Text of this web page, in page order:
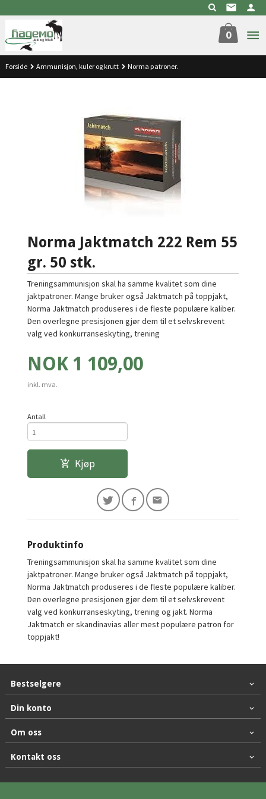
til
innholdet
0
Forside Ammunisjon, kuler og krutt Norma patroner.
Norma Jaktmatch 222 Rem 55
gr. 50 stk.
Treningsammunisjon skal ha samme kvalitet som dine
jaktpatroner. Mange bruker også Jaktmatch på toppjakt,
Norma Jaktmatch produseres i de fleste populære kaliber.
Den overlegne presisjonen gjør dem til et selvskrevent
valg ved konkurranseskyting, trening
Pris
NOK 1 109,00
inkl. mva.
Antall
Kjøp
Produktinfo
Treningsammunisjon skal ha samme kvalitet som dine
jaktpatroner. Mange bruker også Jaktmatch på toppjakt,
Norma Jaktmatch produseres i de fleste populære kaliber.
Den overlegne presisjonen gjør dem til et selvskrevent
valg ved konkurranseskyting, trening og jakt. Norma
Jaktmatch er skandinavias aller mest populære patron for
toppjakt!
Bestselgere
Din konto
Om oss
Kontakt oss